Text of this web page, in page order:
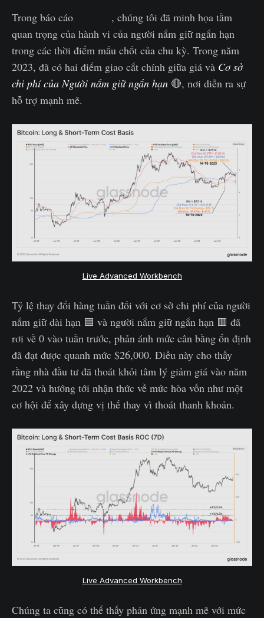
Trong báo cáo
, chúng tôi đã minh họa tầm
quan trọng của hành vi của người nắm giữ ngắn hạn
trong các thời điểm mấu chốt của chu kỳ. Trong năm
2023, đã có hai điểm giao cắt chính giữa giá và Cơ sở
chi phí của Người nắm giữ ngắn hạn 🔴, nơi diễn ra sự
hỗ trợ mạnh mẽ.
Live Advanced Workbench
Tỷ lệ thay đổi hàng tuần đối với cơ sở chi phí của người
nắm giữ dài hạn 🟦 và người nắm giữ ngắn hạn 🟥 đã
rơi về 0 vào tuần trước, phản ánh mức cân bằng ổn định
đã đạt được quanh mức $26,000. Điều này cho thấy
rằng nhà đầu tư đã thoát khỏi tâm lý giảm giá vào năm
2022 và hướng tới nhận thức về mức hòa vốn như một
cơ hội để xây dựng vị thế thay vì thoát thanh khoản.
Live Advanced Workbench
Chúng ta cũng có thể thấy phản ứng mạnh mẽ với mức